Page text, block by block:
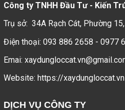
Công ty TNHH Đầu Tư - Kiến
Trụ sở: 34A Rạch Cát, Phường 15,
Điện thoại: 093 886 2658 - 0977
Emai:
Website: https://xaydungloccat.vn
DỊCH VỤ CÔNG TY